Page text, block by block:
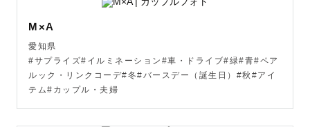
M×A
愛知県
#サプライズ#イルミネーション#車・ドライブ#緑#青#ペア
ルック・リンクコーデ#冬#バースデー（誕生日）#秋#アイ
テム#カップル・夫婦